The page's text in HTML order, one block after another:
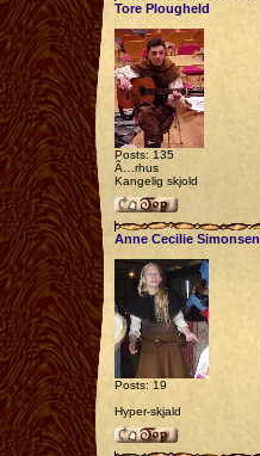
Tore Plougheld
Posts: 135
Ã…rhus
Kangelig skjold
Anne Cecilie Simonsen
Posts: 19
Hyper-skjald